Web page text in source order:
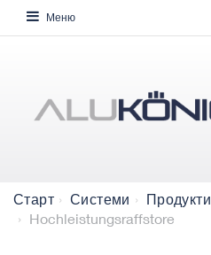
Меню
Старт Системи Продукти
Hochleistungsraffstore